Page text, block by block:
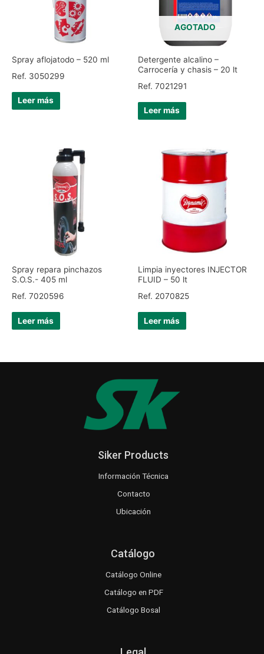
Spray aflojatodo – 520 ml
Ref. 3050299
Leer más
AGOTADO
Detergente alcalino –
Carrocería y chasis – 20 lt
Ref. 7021291
Leer más
Spray repara pinchazos
S.O.S.- 405 ml
Ref. 7020596
Leer más
Limpia inyectores INJECTOR
FLUID – 50 lt
Ref. 2070825
Leer más
Siker Products
Información Técnica
Contacto
Ubicación
Catálogo
Catálogo Online
Catálogo en PDF
Catálogo Bosal